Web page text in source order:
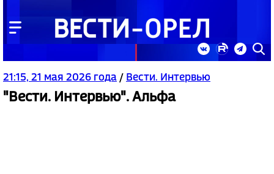
21:15, 21 мая 2026 года / Вести. Интервью
"Вести. Интервью". Альфа